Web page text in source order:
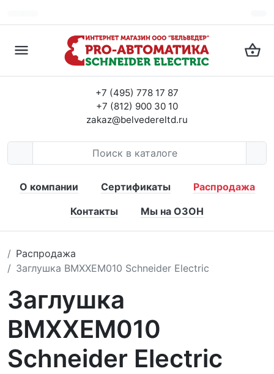
+7 (495) 778 17 87
+7 (812) 900 30 10
zakaz@belvedereltd.ru
О компании Сертификаты
Распродажа
Контакты
Мы на ОЗОН
Распродажа
Заглушка BMXXEM010 Schneider Electric
Заглушка
BMXXEM010
Schneider Electric